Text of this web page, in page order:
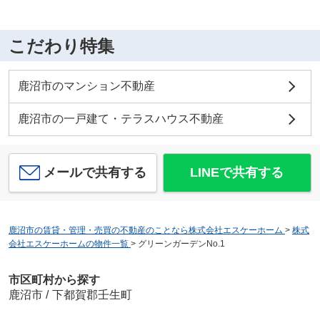
こだわり特集
鹿沼市のマンション不動産
鹿沼市の一戸建て・テラスハウス不動産
メールで共有する LINEで共有する
鹿沼市の賃貸・管理・売買の不動産のことなら株式会社エスケーホーム > 株式
会社エスケーホームの物件一覧 > グリーンガーデンNo.1
市区町村から探す
鹿沼市 / 下都賀郡壬生町